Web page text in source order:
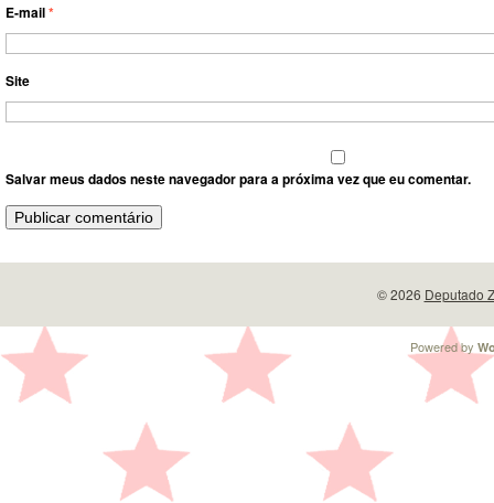
E-mail*
Site
Salvar meus dados neste navegador para a próxima vez que eu comentar.
© 2026 Deputado
Powered by